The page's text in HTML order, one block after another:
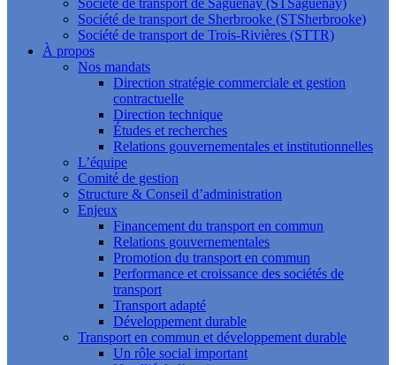
Société de transport de Saguenay (STSaguenay)
Société de transport de Sherbrooke (STSherbrooke)
Société de transport de Trois-Rivières (STTR)
À propos
Nos mandats
Direction stratégie commerciale et gestion
contractuelle
Direction technique
Études et recherches
Relations gouvernementales et institutionnelles
L’équipe
Comité de gestion
Structure & Conseil d’administration
Enjeux
Financement du transport en commun
Relations gouvernementales
Promotion du transport en commun
Performance et croissance des sociétés de
transport
Transport adapté
Développement durable
Transport en commun et développement durable
Un rôle social important